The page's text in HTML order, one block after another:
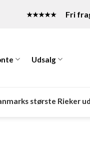
★★★★★ Fri
Udsalg
største Rieker